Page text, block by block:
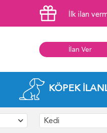
İlk ilan
İlan Ver
KÖPEK
Kedi